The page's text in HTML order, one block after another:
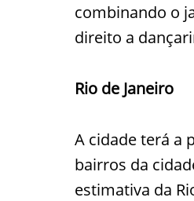
combinando o
direito a
Rio de Janeiro
A cidade terá a
bairros da
estimativa da